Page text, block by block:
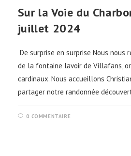
Sur la Voie du
juillet 2024
De surprise en surprise Nous nous
de la fontaine lavoir de Villafans,
cardinaux. Nous accueillons
partager notre randonnée
0 COMMENTAIRE